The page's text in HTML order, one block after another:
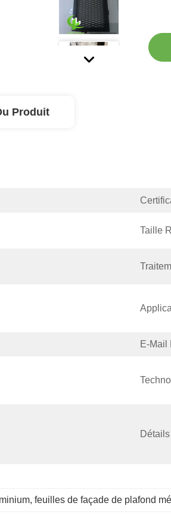
Produit
Taille
E-Mail
, feuilles de façade de plafond